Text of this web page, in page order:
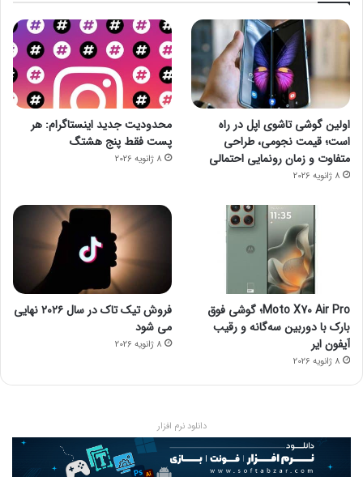
اولین گوشی تاشوی اپل در راه
است؛ قیمت نجومی، طراحی
متفاوت و زمان رونمایی احتمالی
8 ژانویه 2026
محدودیت جدید اینستاگرام: هر
پست فقط پنج هشتگ
8 ژانویه 2026
Moto X70 Air Pro؛ گوشی فوق
بارک با دوربین سه‌گانه و رقیب
آیفون ایر
8 ژانویه 2026
فروش تیک تاک در سال ۲۰۲۶ نهایی
می شود
8 ژانویه 2026
دانلود نرم افزار